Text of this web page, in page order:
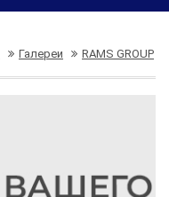
Галереи RAMS GROUP